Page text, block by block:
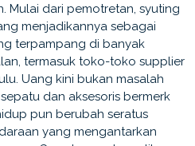
Mulai dari pemotretan, syuting
menjadikannya sebagai
terpampang di banyak
termasuk toko-toko supplier
Uang kini bukan masalah
dan aksesoris bermerk
pun berubah seratus
yang mengantarkan